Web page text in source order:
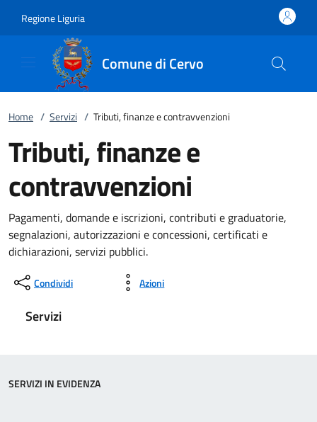
Regione Liguria
Comune di Cervo
Home / Servizi / Tributi, finanze e contravvenzioni
Tributi, finanze e
contravvenzioni
Pagamenti, domande e iscrizioni, contributi e graduatorie,
segnalazioni, autorizzazioni e concessioni, certificati e
dichiarazioni, servizi pubblici.
Condividi Azioni
Servizi
SERVIZI IN EVIDENZA